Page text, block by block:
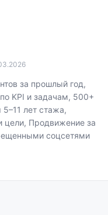
за прошлый год,
KPI и задачам, 500+
лет стажа,
цели, Продвижение за
соцсетями